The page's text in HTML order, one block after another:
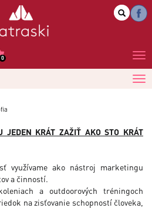
0
JEDEN KRÁT ZAŽIŤ AKO STO KRÁT
využívame ako nástroj marketingu
a činností.
a outdoorových tréningoch
na zisťovanie schopností človeka,